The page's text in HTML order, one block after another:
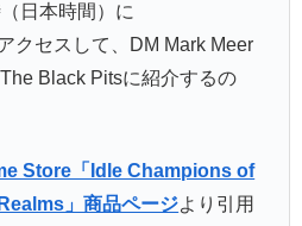
日本時間）に
クセスして、DM Mark Meer
Black Pitsに紹介するの
Store「Idle Champions of
」商品ページより引用